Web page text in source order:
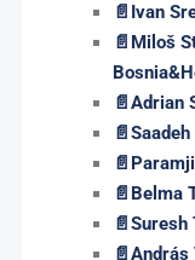
📄 Ivan
📄 Miloš
📄Adrian
📄
📄
📄 Belma
📄Suresh
📄András